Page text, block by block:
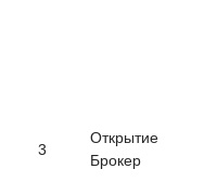
3
Открытие
Брокер